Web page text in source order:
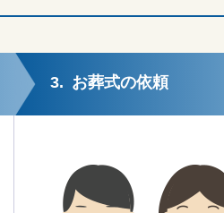
3. お葬式の依頼